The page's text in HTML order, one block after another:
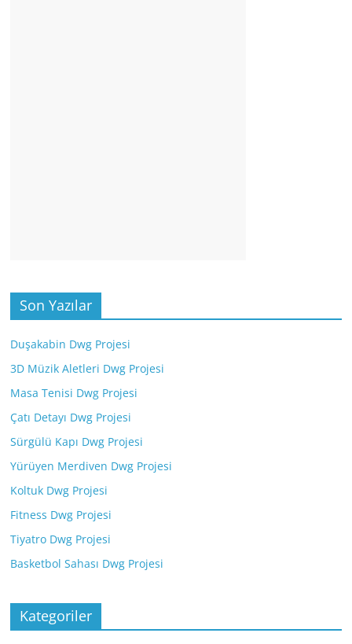
Son Yazılar
Duşakabin Dwg Projesi
3D Müzik Aletleri Dwg Projesi
Masa Tenisi Dwg Projesi
Çatı Detayı Dwg Projesi
Sürgülü Kapı Dwg Projesi
Yürüyen Merdiven Dwg Projesi
Koltuk Dwg Projesi
Fitness Dwg Projesi
Tiyatro Dwg Projesi
Basketbol Sahası Dwg Projesi
Kategoriler